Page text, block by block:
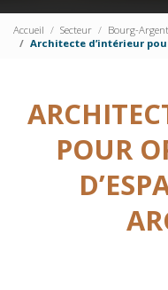
Accueil Secteur
Bourg-
Architecte d’intérieur
POUR